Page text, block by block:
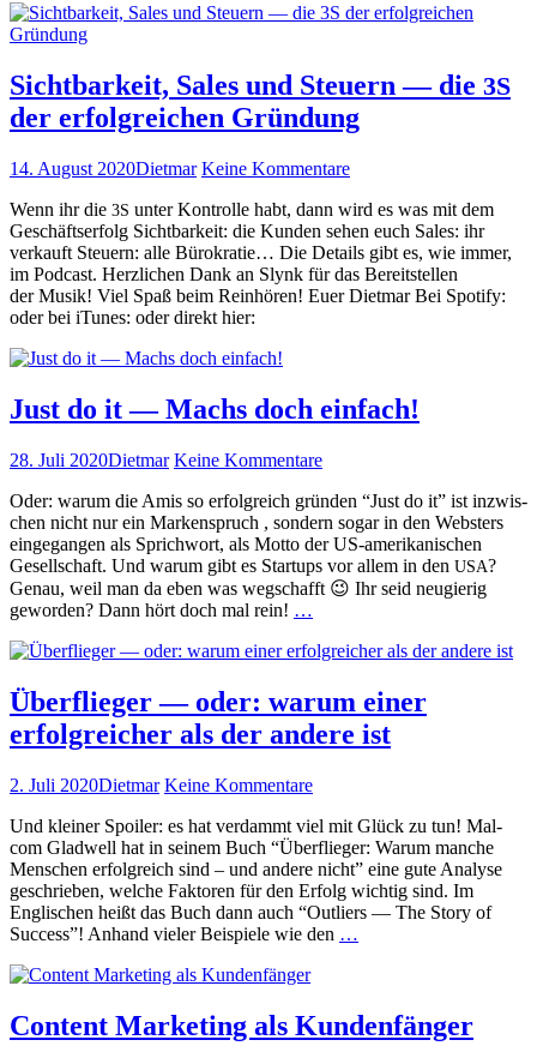
der
gün­
sti­
gen
gen­
weiterlesen
Sichtbarkeit, Sales und Steuern — die 3S
der erfolgreichen Gründung
Veröffentlicht
14. August 2020Autor
Dietmar Keine Kommentarezu
Sales
und
Steuern
—
die
Wenn ihr die 3S unter Kon­trolle habt, dann wird es was mit dem
Geschäft­ser­folg Sicht­barkeit: die Kun­den sehen euch Sales: ihr
verkauft Steuern: alle Bürokratie… Die Details gibt es, wie immer,
im Pod­cast. Her­zlichen Dank an Slynk für das Bere­it­stellen
der Musik! Viel Spaß beim Rein­hören! Euer Diet­mar Bei Spo­ti­fy:
oder bei iTunes: oder direkt hier:
Just do it — Machs doch einfach!
Veröffentlicht
28. Juli 2020Autor
Dietmar Keine Kommentarezu
do
it
—
Machs
doch
Oder: warum die Amis so erfol­gre­ich grün­den “Just do it” ist inzwis­
chen nicht nur ein Marken­spruch , son­dern sog­ar in den Web­sters
einge­gan­gen als Sprich­wort, als Mot­to der US-amerikanis­chen
Gesellschaft. Und warum gibt es Star­tups vor allem in den USA?
Genau, weil man da eben was wegschafft 😉 Ihr seid neugierig
gewor­den? Dann hört doch mal rein! …
it
Machs
doch
ein­
weiterlesen
Überflieger — oder: warum einer
erfolgreicher als der andere ist
Veröffentlicht
2. Juli 2020Autor
Dietmar Keine Kommentarezu
—
oder:
warum
einer
erfolgreicher
als
Und klein­er Spoil­er: es hat ver­dammt viel mit Glück zu tun! Mal­
com Glad­well hat in seinem Buch “Über­flieger: Warum manche
Men­schen erfol­gre­ich sind – und andere nicht” eine gute Analyse
geschrieben, welche Fak­toren für den Erfolg wichtig sind. Im
Englis­chen heißt das Buch dann auch “Out­liers — The Sto­ry of
Suc­cess”! Anhand viel­er Beispiele wie den …
warum
ein­
Content Marketing als Kundenfänger